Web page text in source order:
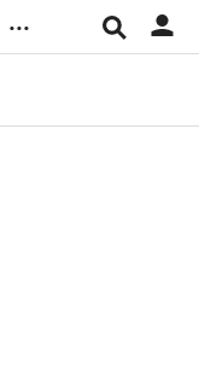
...